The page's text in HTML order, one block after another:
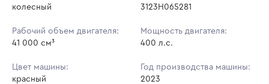
колесный
3123H065281
Рабочий объем двигателя:
41 000 см³
Мощность двигателя:
400 л.с.
Цвет машины:
красный
Год производства машины:
2023